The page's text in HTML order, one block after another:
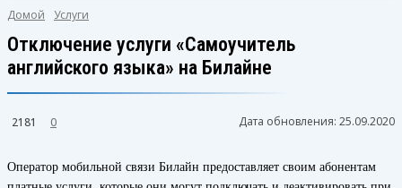
Домой Услуги
Отключение услуги «Самоучитель
английского языка» на Билайне
2181 0 Дата обновления: 25.09.2020
Оператор мобильной связи Билайн предоставляет своим абонентам